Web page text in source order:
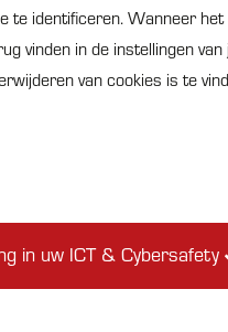
identificeren. Wanneer
vinden in de instellingen
van cookies is te
in uw ICT & Cybersafety